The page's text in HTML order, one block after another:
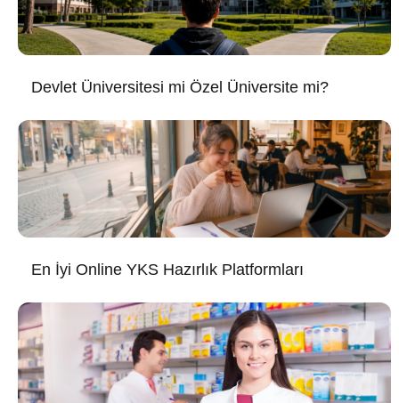
Devlet Üniversitesi mi Özel Üniversite mi?
En İyi Online YKS Hazırlık Platformları